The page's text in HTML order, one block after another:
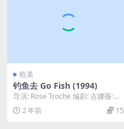
欧美
钓鱼去 Go Fish (1994)
导演: Rose Troche 编剧: 吉娜薇·特
纳 / Alfredo D. ...
2 年前 15